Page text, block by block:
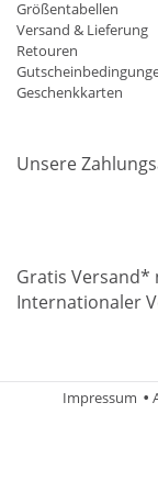
Größentabellen
Versand & Lieferung
Retouren
Geschenkkarten
Unsere
Gratis Versand*
Internationaler
Impressum